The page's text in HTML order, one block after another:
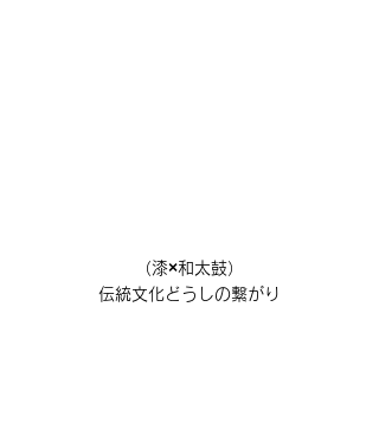
（漆×和太鼓）
伝統文化どうしの繋がり